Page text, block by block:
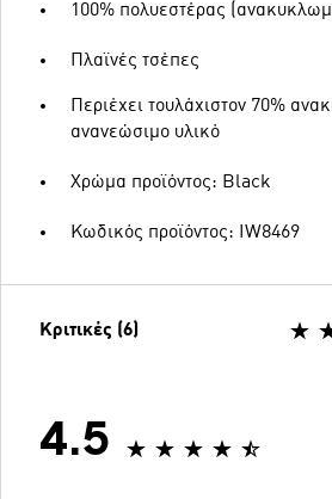
100% πολυεστέρας
Πλαϊνές τσέπες
Περιέχει τουλάχιστον 70%
ανανεώσιμο υλικό
Χρώμα προϊόντος: Black
Κωδικός προϊόντος: IW8469
Κριτικές (6)
4.5